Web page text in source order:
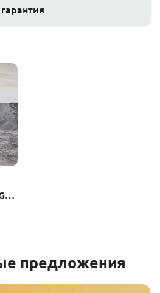
предложения